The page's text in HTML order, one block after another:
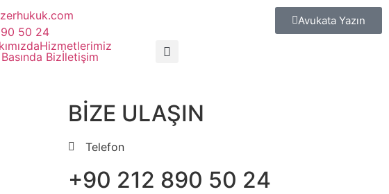
50 24
Avukata Yazın
Hizmetlerimiz
Basında Bizİletişim
BİZE ULAŞIN
Telefon
+90 212 890 50 24